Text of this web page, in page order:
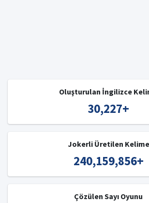
Oluşturulan İngilizce
30,227+
Jokerli Üretilen Kelime
240,159,856+
Çözülen Sayı Oyunu